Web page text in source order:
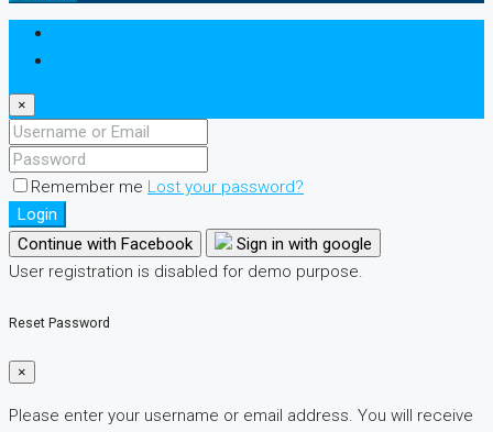
×
Remember me Lost your password?
Login
Continue with Facebook
Sign in with google
User registration is disabled for demo purpose.
Reset Password
×
Please enter your username or email address. You will receive